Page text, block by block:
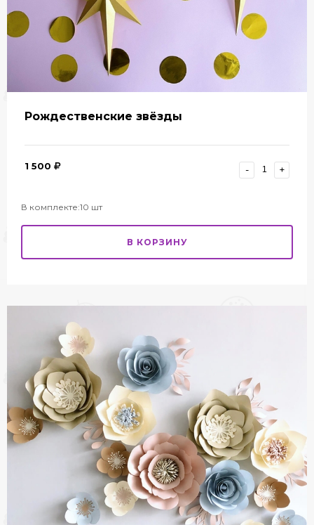
Рождественские звёзды
1 500 - +
В комплекте:10 шт
В КОРЗИНУ